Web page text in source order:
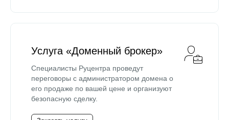
Услуга «Доменный брокер»
Специалисты Руцентра проведут
переговоры с администратором домена о
его продаже по вашей цене и организуют
безопасную сделку.